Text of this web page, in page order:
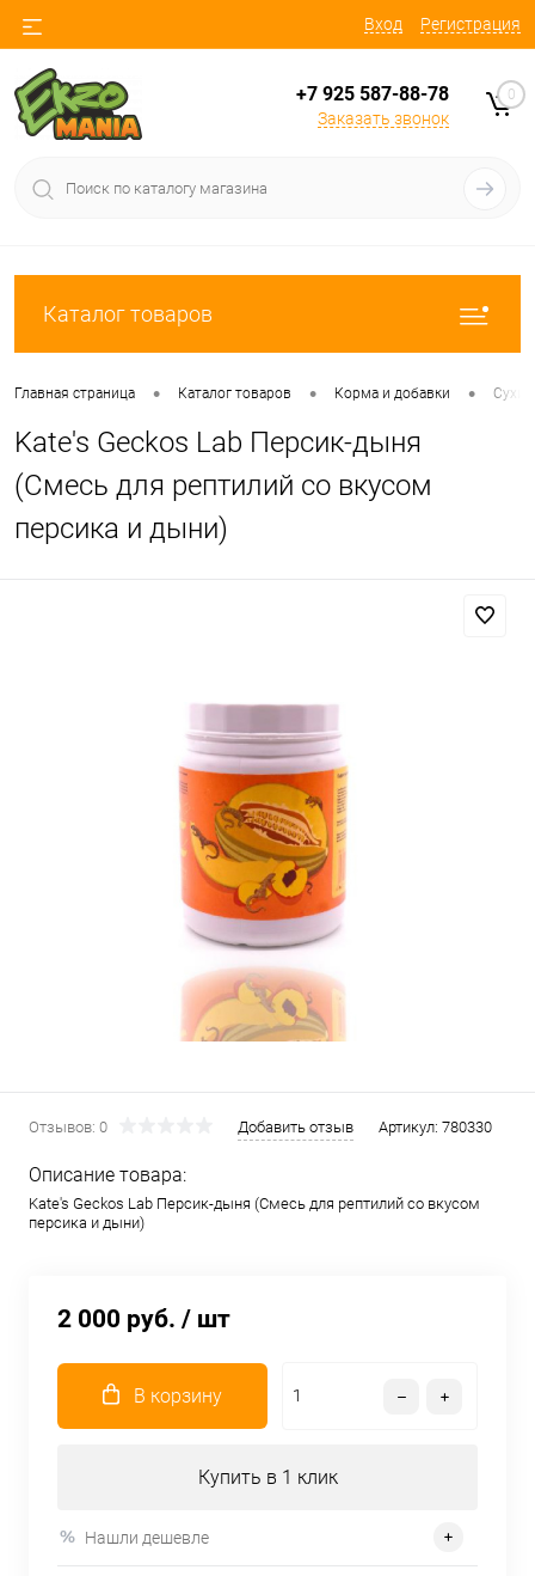
Вход Регистрация
+7 925 587-88-78
Заказать звонок
0
Каталог товаров
Главная страница • Каталог товаров • Корма и добавки •
Kate's Geckos Lab Персик-дыня
(Смесь для рептилий со вкусом
персика и дыни)
Отзывов: 0 Добавить отзыв Артикул: 780330
Описание товара:
Kate's Geckos Lab Персик-дыня (Смесь для рептилий со вкусом
персика и дыни)
2 000 руб. / шт
В корзину
Купить в 1 клик
Нашли дешевле